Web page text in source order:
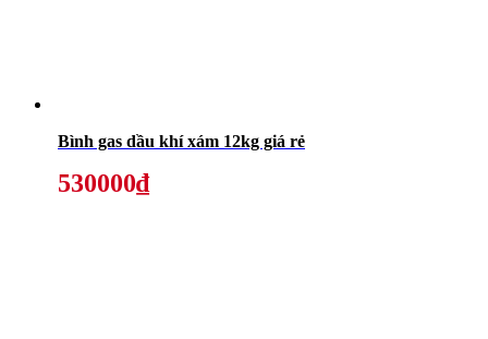
Bình gas dầu khí xám 12kg giá rẻ
530000₫